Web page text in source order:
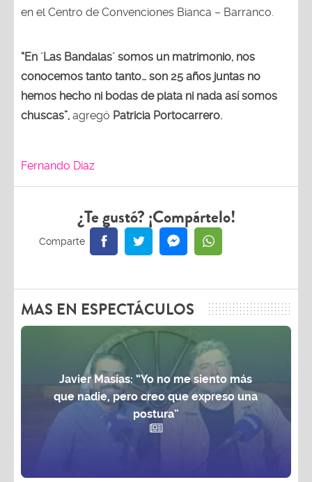
en el Centro de Convenciones Bianca – Barranco.
“En ´Las Bandalas´ somos un matrimonio, nos
conocemos tanto tanto… son 25 años juntas no
hemos hecho ni bodas de plata ni nada así somos
chuscas”, agregó Patricia Portocarrero.
Fernando Díaz
¿Te gustó? ¡Compártelo!
MAS EN ESPECTÁCULOS
Javier Masías: “Yo no me siento más
que nadie, pero creo que expreso una
postura”